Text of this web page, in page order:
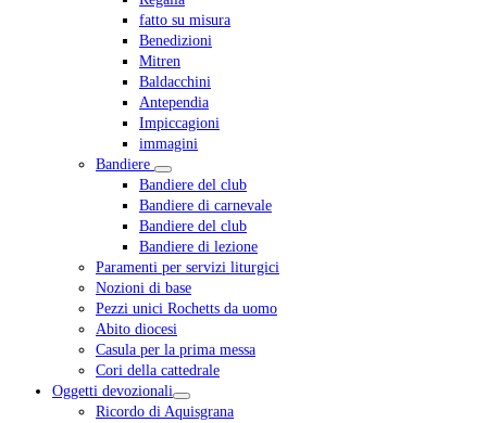
fatto su misura
Benedizioni
Mitren
Baldacchini
Antependia
Impiccagioni
immagini
Bandiere
Bandiere del club
Bandiere di carnevale
Bandiere del club
Bandiere di lezione
Paramenti per servizi liturgici
Nozioni di base
Pezzi unici Rochetts da uomo
Abito diocesi
Casula per la prima messa
Cori della cattedrale
Oggetti devozionali
Ricordo di Aquisgrana